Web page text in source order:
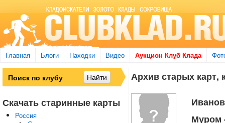
Главная Блоги Находки Видео Аукцион Клуб Клада
Архив старых карт,
Муром
Скачать старинные карты
Россия